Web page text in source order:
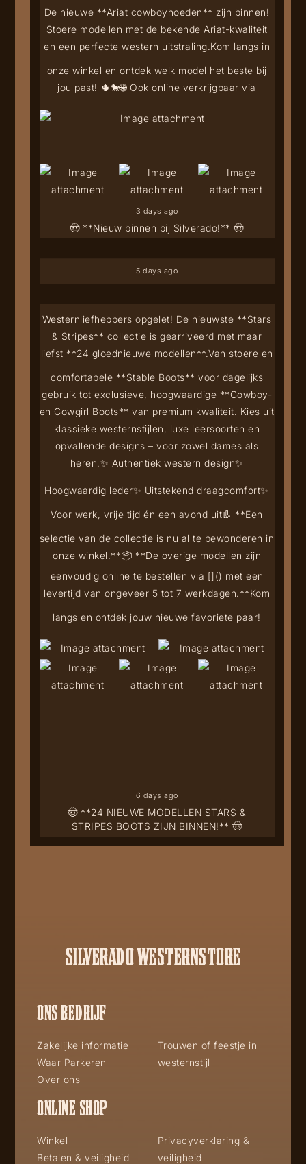
🤠 **Nieuw binnen bij Silverado!** 🤠
De nieuwe **Ariat cowboyhoeden** zijn binnen!
Stoere modellen met de bekende Ariat-kwaliteit
en een perfecte western uitstraling.Kom langs in
onze winkel en ontdek welk model het beste bij
jou past! 🌵🐎🌐 Ook online verkrijgbaar via
3 days ago
5 days ago
🤠 **24 NIEUWE MODELLEN STARS &
STRIPES BOOTS ZIJN BINNEN!** 🤠
Westernliefhebbers opgelet! De nieuwste **Stars
& Stripes** collectie is gearriveerd met maar
liefst **24 gloednieuwe modellen**.Van stoere en
comfortabele **Stable Boots** voor dagelijks
gebruik tot exclusieve, hoogwaardige **Cowboy-
en Cowgirl Boots** van premium kwaliteit. Kies uit
klassieke westernstijlen, luxe leersoorten en
opvallende designs – voor zowel dames als
heren.✨ Authentiek western design✨
Hoogwaardig leder✨ Uitstekend draagcomfort✨
Voor werk, vrije tijd én een avond uit👢 **Een
selectie van de collectie is nu al te bewonderen in
onze winkel.**📦 **De overige modellen zijn
eenvoudig online te bestellen via []() met een
levertijd van ongeveer 5 tot 7 werkdagen.**Kom
langs en ontdek jouw nieuwe favoriete paar!
6 days ago
SILVERADO WESTERNSTORE
ONS BEDRIJF
Zakelijke informatie
Waar Parkeren
Over ons
Trouwen of feestje in
westernstijl
ONLINE SHOP
Winkel
Betalen & veiligheid
Privacyverklaring &
veiligheid